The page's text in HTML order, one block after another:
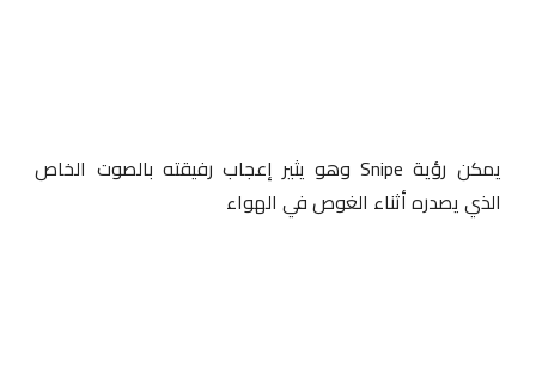
يمكن رؤية Snipe وهو يثير إعجاب رفيقته بالصوت الخاص
الذي يصدره أثناء الغوص في الهواء